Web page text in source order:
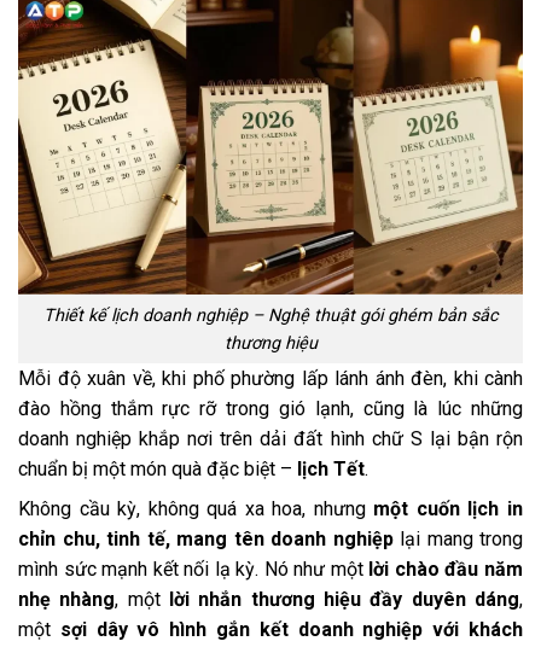
Thiết kế lịch doanh nghiệp – Nghệ thuật gói ghém bản sắc
thương hiệu
Mỗi độ xuân về, khi phố phường lấp lánh ánh đèn, khi cành
đào hồng thắm rực rỡ trong gió lạnh, cũng là lúc những
doanh nghiệp khắp nơi trên dải đất hình chữ S lại bận rộn
chuẩn bị một món quà đặc biệt – lịch Tết.
Không cầu kỳ, không quá xa hoa, nhưng một cuốn lịch in
chỉn chu, tinh tế, mang tên doanh nghiệplại mang trong
mình sức mạnh kết nối lạ kỳ. Nó như một lời chào đầu năm
nhẹ nhàng, một lời nhắn thương hiệu đầy duyên dáng,
một sợi dây vô hình gắn kết doanh nghiệp với khách